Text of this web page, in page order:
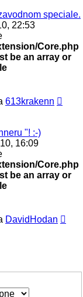
speciale.
22:53
Core.php
be an array or
613krakenn
"! :-)
16:09
Core.php
be an array or
DavidHodan